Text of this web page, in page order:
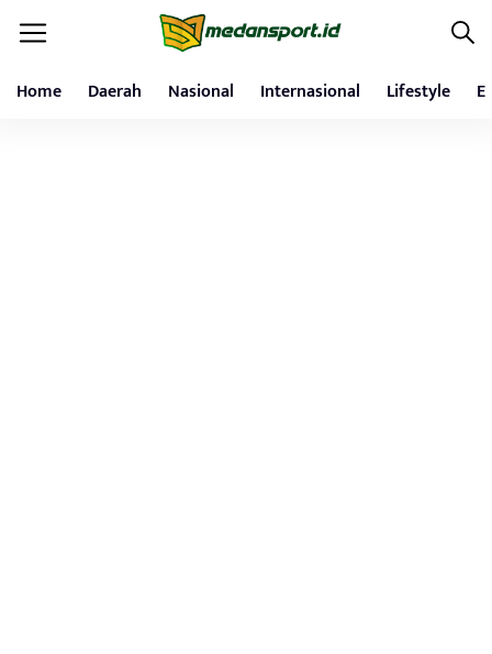
Home Daerah Nasional Internasional Lifestyle